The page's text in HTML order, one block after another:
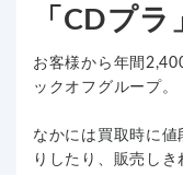
「CDプラ
お客様から年間
ックオフグループ。
なかには買取時に
りしたり、販売し